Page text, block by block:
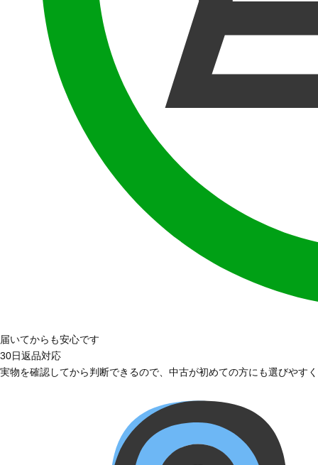
届いてからも安心です
30日返品対応
実物を確認してから判断できるので、中古が初めての方にも選びやす